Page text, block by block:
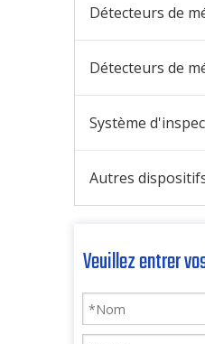
Détecteurs de
Détecteurs de
Autres
Veuillez entrer